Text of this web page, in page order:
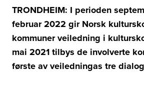
TRONDHEIM: I perioden
februar 2022 gir Norsk
kommuner veiledning i
mai 2021 tilbys de involverte
første av veiledningas tre